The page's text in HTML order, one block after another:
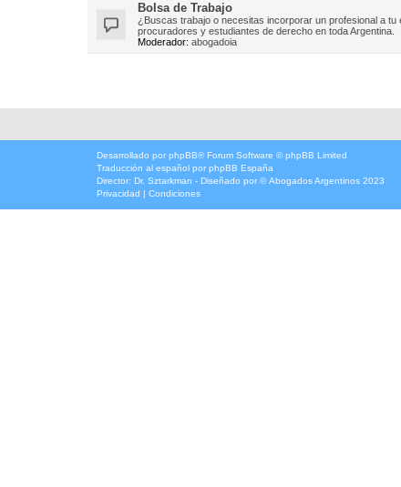
Bolsa de Trabajo
¿Buscas trabajo o necesitas incorporar un profesional a
procuradores y estudiantes de derecho en toda Argentina.
Moderador: abogadoia
Desarrollado por phpBB® Forum Software © phpBB Limited
Traducción al español por phpBB España
Director: Dr. Sztarkman - Diseñado por ©Abogados Argentinos 2023
Privacidad | Condiciones